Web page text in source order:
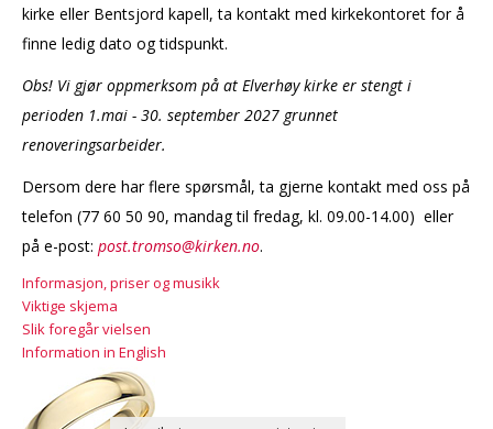
kirke eller Bentsjord kapell, ta kontakt med kirkekontoret for å
finne ledig dato og tidspunkt.
Obs! Vi gjør oppmerksom på at Elverhøy kirke er stengt i
perioden 1.mai - 30. september 2027 grunnet
renoveringsarbeider.
Dersom dere har flere spørsmål, ta gjerne kontakt med oss på
telefon (77 60 50 90, mandag til fredag, kl. 09.00-14.00) eller
på e-post: post.tromso@kirken.no.
Informasjon, priser og musikk
Viktige skjema
Slik foregår vielsen
Information in English